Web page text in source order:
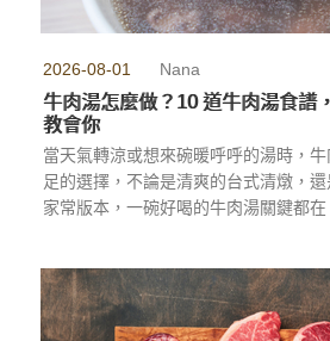
2026-08-01 Nana
牛肉湯怎麼做？10 道牛肉湯食譜
教會你
當天氣轉涼或想來碗暖呼呼的湯時，
足的選擇，不論是清爽的台式清燉，
家常版本，一碗好喝的牛肉湯關鍵都在
的完美牛肉湯。...more